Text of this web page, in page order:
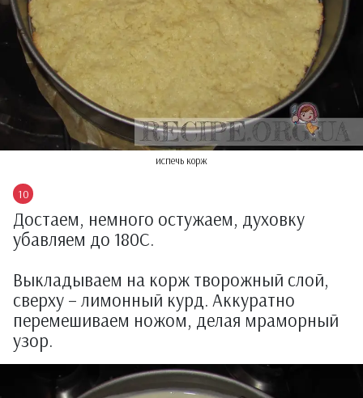
испечь корж
Достаем, немного остужаем, духовку
убавляем до 180С.
Выкладываем на корж творожный слой,
сверху – лимонный курд. Аккуратно
перемешиваем ножом, делая мраморный
узор.